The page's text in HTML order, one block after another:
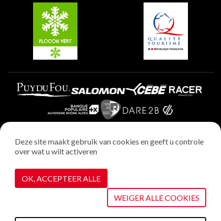
Plagne Villages
Plagne Aime 2000
Wettelijke vermeldingen
Privacybeleid
Realisatie : StudioJuillet
Cookiebeheer
Deze site maakt gebruik van cookies en geeft u controle
over wat u wilt activeren
OK, ACCEPTEER ALLE
WEIGER ALLE COOKIES